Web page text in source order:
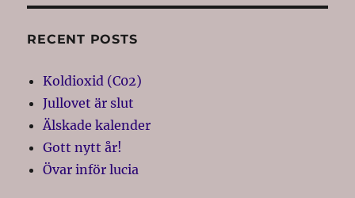
RECENT POSTS
Koldioxid (C02)
Jullovet är slut
Älskade kalender
Gott nytt år!
Övar inför lucia